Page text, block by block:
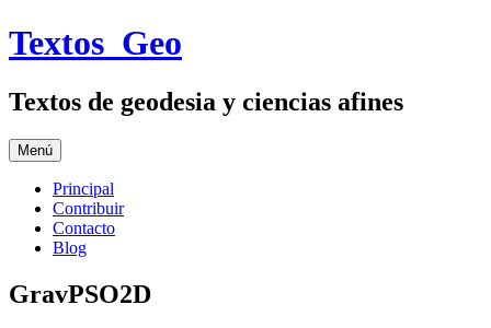
Saltar
al
Textos_Geo
Textos de geodesia y ciencias afines
Menú
Principal
Contribuir
Contacto
Blog
GravPSO2D